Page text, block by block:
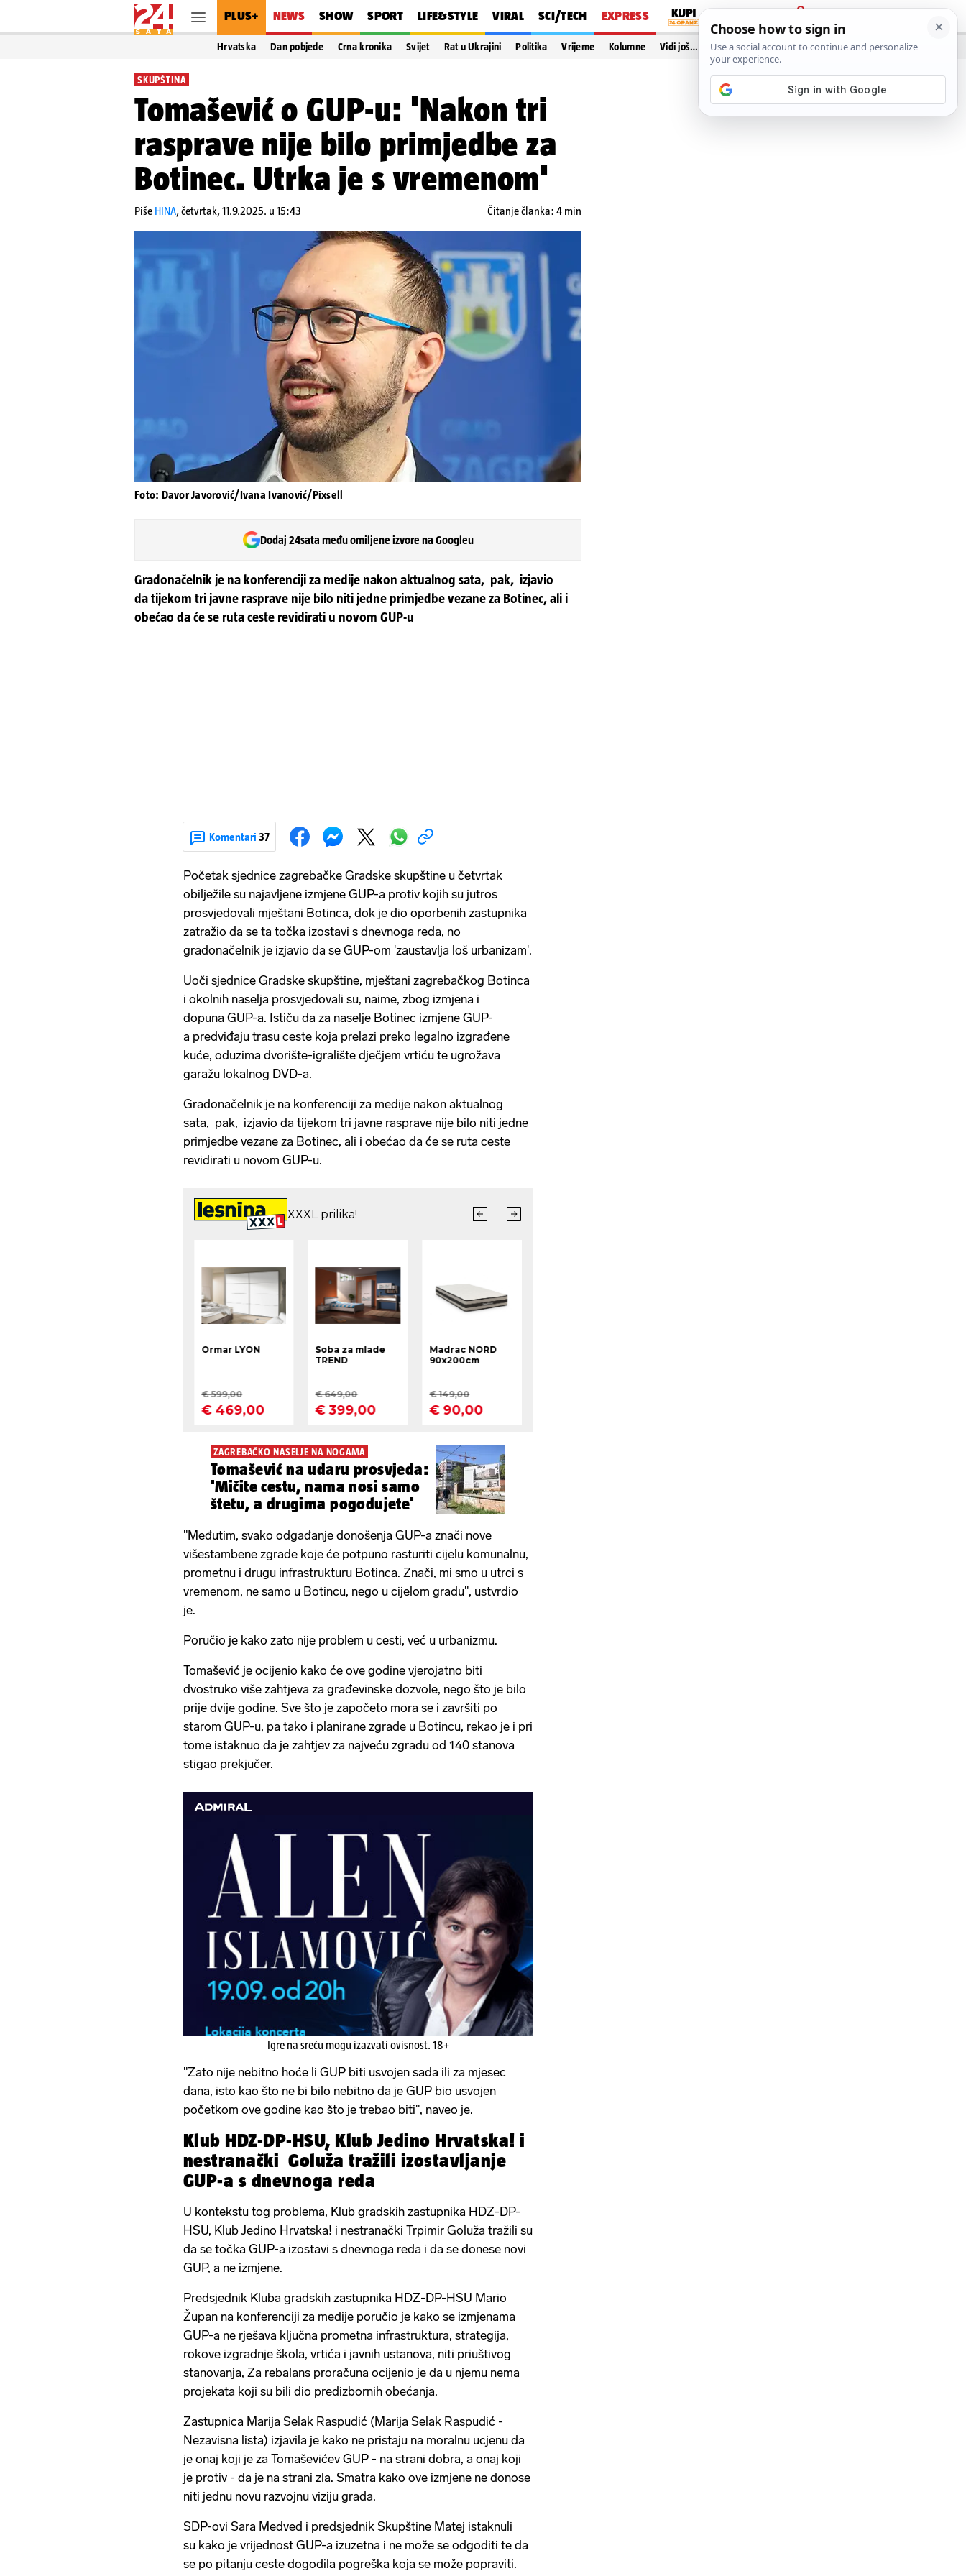
PLUS+ NEWS SHOW SPORT LIFE&STYLE VIRAL SCI/TECH EXPRESS
PRIJAVA
Hrvatska Dan pobjede Crna kronika Svijet Rat u Ukrajini Politika Vrijeme Kolumne Vidi još…
SKUPŠTINA
Tomašević o GUP-u: 'Nakon tri
rasprave nije bilo primjedbe za
Botinec. Utrka je s vremenom'
Piše HINA,četvrtak, 11.9.2025. u 15:43 Čitanje članka: 4 min
Foto: Davor Javorović/Ivana Ivanović/Pixsell
Dodaj 24sata među omiljene izvore na Googleu
Gradonačelnik je na konferenciji za medije nakon aktualnog sata, pak, izjavio
da tijekom tri javne rasprave nije bilo niti jedne primjedbe vezane za Botinec, ali i
obećao da će se ruta ceste revidirati u novom GUP-u
Komentari 37
Početak sjednice zagrebačke Gradske skupštine u četvrtak
obilježile su najavljene izmjene GUP-a protiv kojih su jutros
prosvjedovali mještani Botinca, dok je dio oporbenih zastupnika
zatražio da se ta točka izostavi s dnevnoga reda, no
gradonačelnik je izjavio da se GUP-om 'zaustavlja loš urbanizam'.
Uoči sjednice Gradske skupštine, mještani zagrebačkog Botinca
i okolnih naselja prosvjedovali su, naime, zbog izmjena i
dopuna GUP-a. Ističu da za naselje Botinec izmjene GUP-
a predviđaju trasu ceste koja prelazi preko legalno izgrađene
kuće, oduzima dvorište-igralište dječjem vrtiću te ugrožava
garažu lokalnog DVD-a.
Gradonačelnik je na konferenciji za medije nakon aktualnog
sata, pak, izjavio da tijekom tri javne rasprave nije bilo niti jedne
primjedbe vezane za Botinec, ali i obećao da će se ruta ceste
revidirati u novom GUP-u.
ZAGREBAČKO NASELJE NA NOGAMA
Tomašević na udaru prosvjeda:
'Mičite cestu, nama nosi samo
štetu, a drugima pogodujete'
"Međutim, svako odgađanje donošenja GUP-a znači nove
višestambene zgrade koje će potpuno rasturiti cijelu komunalnu,
prometnu i drugu infrastrukturu Botinca. Znači, mi smo u utrci s
vremenom, ne samo u Botincu, nego u cijelom gradu", ustvrdio
je.
Poručio je kako zato nije problem u cesti, već u urbanizmu.
Tomašević je ocijenio kako će ove godine vjerojatno biti
dvostruko više zahtjeva za građevinske dozvole, nego što je bilo
prije dvije godine. Sve što je započeto mora se i završiti po
starom GUP-u, pa tako i planirane zgrade u Botincu, rekao je i pri
tome istaknuo da je zahtjev za najveću zgradu od 140 stanova
stigao prekjučer.
Igre na sreću mogu izazvati ovisnost. 18+
"Zato nije nebitno hoće li GUP biti usvojen sada ili za mjesec
dana, isto kao što ne bi bilo nebitno da je GUP bio usvojen
početkom ove godine kao što je trebao biti", naveo je.
Klub HDZ-DP-HSU, Klub Jedino Hrvatska! i
nestranački Goluža tražili izostavljanje
GUP-a s dnevnoga reda
U kontekstu tog problema, Klub gradskih zastupnika HDZ-DP-
HSU, Klub Jedino Hrvatska! i nestranački Trpimir Goluža tražili su
da se točka GUP-a izostavi s dnevnoga reda i da se donese novi
GUP, a ne izmjene.
Predsjednik Kluba gradskih zastupnika HDZ-DP-HSU Mario
Župan na konferenciji za medije poručio je kako se izmjenama
GUP-a ne rješava ključna prometna infrastruktura, strategija,
rokove izgradnje škola, vrtića i javnih ustanova, niti priuštivog
stanovanja, Za rebalans proračuna ocijenio je da u njemu nema
projekata koji su bili dio predizbornih obećanja.
Zastupnica Marija Selak Raspudić (Marija Selak Raspudić -
Nezavisna lista) izjavila je kako ne pristaju na moralnu ucjenu da
je onaj koji je za Tomaševićev GUP - na strani dobra, a onaj koji
je protiv - da je na strani zla. Smatra kako ove izmjene ne donose
niti jednu novu razvojnu viziju grada.
SDP-ovi Sara Medved i predsjednik Skupštine Matej istaknuli
su kako je vrijednost GUP-a izuzetna i ne može se odgoditi te da
se po pitanju ceste dogodila pogreška koja se može popraviti.